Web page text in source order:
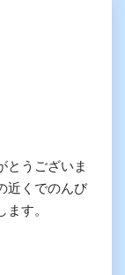
とうございま
近くでのんび
す。